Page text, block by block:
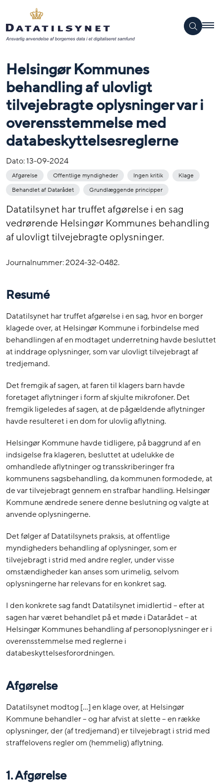
Helsingør Kommunes
behandling af ulovligt
tilvejebragte oplysninger var i
overensstemmelse med
databeskyttelsesreglerne
Dato:13-09-2024
Afgørelse Offentlige myndigheder Ingen kritik
Klage
Behandlet af Datarådet
Grundlæggende principper
Datatilsynet har truffet afgørelse i en sag
vedrørende Helsingør Kommunes behandling
af ulovligt tilvejebragte oplysninger.
Journalnummer: 2024-32-0482.
Resumé
Datatilsynet har truffet afgørelse i en sag, hvor en borger
klagede over, at Helsingør Kommune i forbindelse med
behandlingen af en modtaget underretning havde besluttet
at inddrage oplysninger, som var ulovligt tilvejebragt af
tredjemand.
Det fremgik af sagen, at faren til klagers barn havde
foretaget aflytninger i form af skjulte mikrofoner. Det
fremgik ligeledes af sagen, at de pågældende aflytninger
havde resulteret i en dom for ulovlig aflytning.
Helsingør Kommune havde tidligere, på baggrund af en
indsigelse fra klageren, besluttet at udelukke de
omhandlede aflytninger og transskriberinger fra
kommunens sagsbehandling, da kommunen formodede, at
de var tilvejebragt gennem en strafbar handling. Helsingør
Kommune ændrede senere denne beslutning og valgte at
anvende oplysningerne.
Det følger af Datatilsynets praksis, at offentlige
myndigheders behandling af oplysninger, som er
tilvejebragt i strid med andre regler, under visse
omstændigheder kan anses som urimelig, selvom
oplysningerne har relevans for en konkret sag.
I den konkrete sag fandt Datatilsynet imidlertid – efter at
sagen har været behandlet på et møde i Datarådet – at
Helsingør Kommunes behandling af personoplysninger er i
overensstemmelse med reglerne i
databeskyttelsesforordningen.
Afgørelse
Datatilsynet modtog […] en klage over, at Helsingør
Kommune behandler – og har afvist at slette – en række
oplysninger, der (af tredjemand) er tilvejebragt i strid med
straffelovens regler om (hemmelig) aflytning.
1. Afgørelse